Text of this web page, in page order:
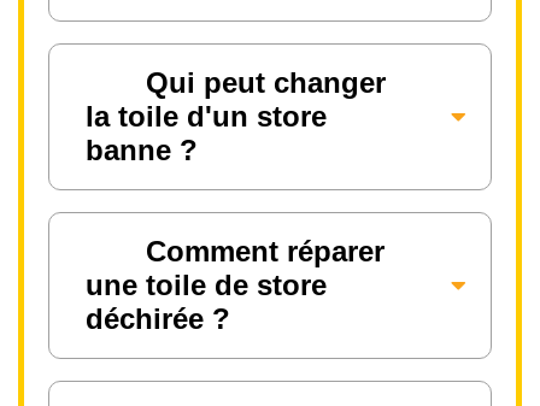
Qui peut changer
la toile d'un store
banne ?
Comment réparer
une toile de store
déchirée ?